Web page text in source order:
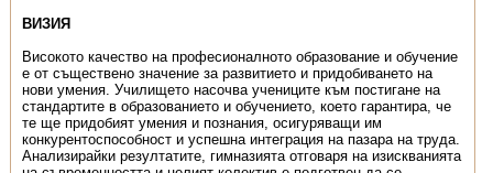
ВИЗИЯ
Високото качество на професионалното образование и обучение
е от съществено значение за развитието и придобиването на
нови умения. Училището насочва учениците към постигане на
стандартите в образованието и обучението, което гарантира, че
те ще придобият умения и познания, осигуряващи им
конкурентоспособност и успешна интеграция на пазара на труда.
Анализирайки резултатите, гимназията отговаря на изискванията